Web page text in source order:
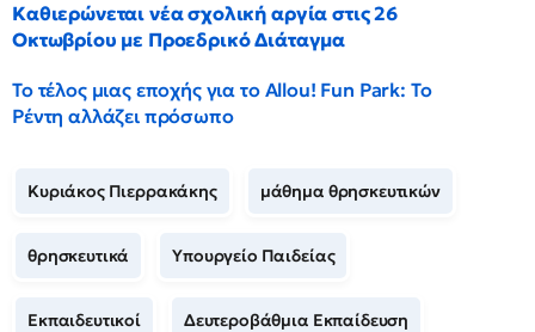
Καθιερώνεται νέα σχολική αργία στις 26
Οκτωβρίου με Προεδρικό Διάταγμα
Το τέλος μιας εποχής για το Allou! Fun Park: Το
Ρέντη αλλάζει πρόσωπο
Κυριάκος Πιερρακάκης μάθημα θρησκευτικών
θρησκευτικά Υπουργείο Παιδείας
Εκπαιδευτικοί Δευτεροβάθμια Εκπαίδευση